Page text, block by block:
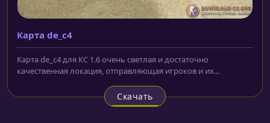
Карта de_c4
Карта de_c4 для КС 1.6 очень светлая и достаточно
качественная локация, отправляющая игроков и их...
Скачать